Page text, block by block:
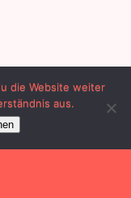
die Website weiter
aus.